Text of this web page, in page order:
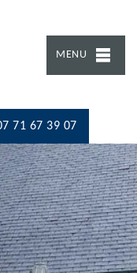
MENU
71 67 39 07